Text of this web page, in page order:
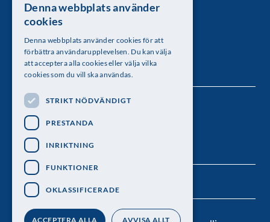
Kungl. Vetenskapsakademien
Besöksadress: Lilla Frescativägen 4A
Telefon: 08-673 95 00
Följ oss
SWEDISH
Denna webbplats använder
cookies
Denna webbplats använder cookies för att
förbättra användarupplevelsen. Du kan välja
att acceptera alla cookies eller välja vilka
cookies som du vill ska användas.
STRIKT NÖDVÄNDIGT
PRESTANDA
INRIKTNING
FUNKTIONER
OKLASSIFICERADE
ACCEPTERA ALLA AVVISA ALLT